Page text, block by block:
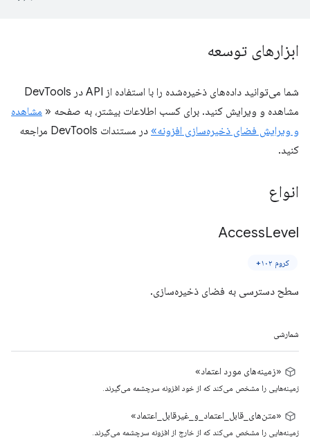
ابزارهای توسعه
شما می‌توانید داده‌های ذخیره‌شده را با استفاده از API در DevTools
مشاهده و ویرایش کنید. برای کسب اطلاعات بیشتر، به صفحه « مشاهده
و ویرایش فضای ذخیره‌سازی افزونه»
در مستندات DevTools مراجعه
کنید.
انواع
AccessLevel
کروم ۱۰۲+
سطح دسترسی به فضای ذخیره‌سازی.
شمارشی
«زمینه‌های مورد اعتماد»
زمینه‌هایی را مشخص می‌کند که از خود افزونه سرچشمه می‌گیرند.
«متن‌های_قابل_اعتماد_و_غیرقابل_اعتماد»
زمینه‌هایی را مشخص می‌کند که از خارج از افزونه سرچشمه می‌گیرند.